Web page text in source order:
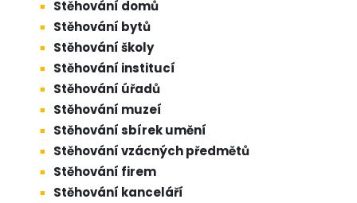
Stěhování domů
Stěhování bytů
Stěhování školy
Stěhování institucí
Stěhování úřadů
Stěhování muzeí
Stěhování sbírek umění
Stěhování vzácných předmětů
Stěhování firem
Stěhování kanceláří